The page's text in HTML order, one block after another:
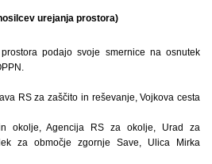
urejanja prostora)
podajo svoje smernice na osnutek
RS za zaščito in reševanje, Vojkova cesta
okolje, Agencija RS za okolje, Urad za
za območje zgornje Save, Ulica Mirka